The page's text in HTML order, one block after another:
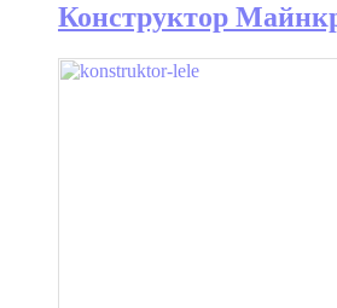
Конструктор